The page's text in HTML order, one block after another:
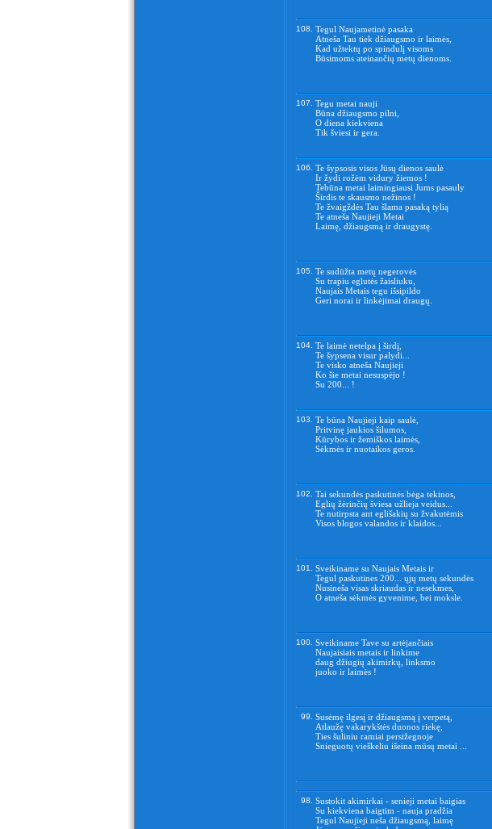
108. Tegul Naujametinė pasaka
Atneša Tau tiek džiaugsmo ir laimės,
Kad užtektų po spindulį visoms
Būsimoms ateinančių metų dienoms.
107. Tegu metai nauji
Būna džiaugsmo pilni,
O diena kiekviena
Tik šviesi ir gera.
106. Te šypsosis visos Jūsų dienos saulė
Ir žydi rožėm vidury žiemos !
Tebūna metai laimingiausi Jums pasauly
Širdis te skausmo nežinos !
Te žvaigždės Tau šlama pasaką tylią
Te atneša Naujieji Metai
Laimę, džiaugsmą ir draugystę.
105. Te sudūžta metų negerovės
Su trapiu eglutės žaisliuku,
Naujais Metais tegu išsipildo
Geri norai ir linkėjimai draugų.
104. Te laimė netelpa į širdį,
Te šypsena visur palydi...
Te visko atneša Naujieji
Ko šie metai nesuspėjo !
Su 200... !
103. Te būna Naujieji kaip saulė,
Pritvinę jaukios šilumos,
Kūrybos ir žemiškos laimės,
Sėkmės ir nuotaikos geros.
102. Tai sekundės paskutinės bėga tekinos,
Eglių žėrinčių šviesa užlieja veidus...
Te nutirpsta ant eglišakių su žvakutėmis
Visos blogos valandos ir klaidos...
101. Sveikiname su Naujais Metais ir
Tegul paskutines 200... ųjų metų sekundės
Nusineša visas skriaudas ir nesekmes,
O atneša sėkmės gyvenime, bei moksle.
100. Sveikiname Tave su artėjančiais
Naujaisiais metais ir linkime
daug džiugių akimirkų, linksmo
juoko ir laimės !
99. Susėmę ilgesį ir džiaugsmą į verpetą,
Atlaužę vakarykštės duonos riekę,
Ties šuliniu ramiai persižegnoje
Snieguotų vieškeliu išeina mūsų metai ...
98. Sustokit akimirkai - senieji metai baigias
Su kiekviena baigtim - nauja pradžia
Tegul Naujieji neša džiaugsmą, laimę